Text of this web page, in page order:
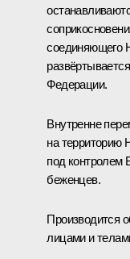
соединяющего
Федерации.
Внутренне
на территорию
под контролем
беженцев.
Производится
лицами и